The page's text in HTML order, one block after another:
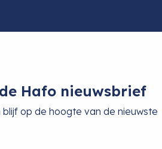
Hafo nieuwsbrief
op de hoogte van de nieuwste